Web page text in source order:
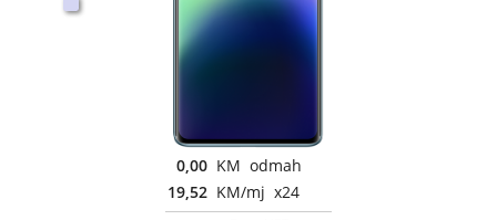
0,00 KM odmah
19,52 KM/mj x24